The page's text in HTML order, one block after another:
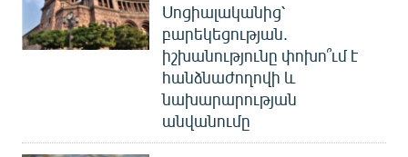
Սոցիալականից՝
բարեկեցության.
իշխանությունը փոխո՞ւմ է
հանձնաժողովի և
նախարարության
անվանումը